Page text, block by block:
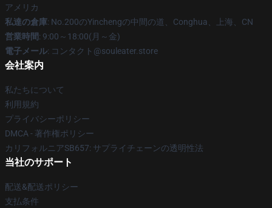
アメリカ
私達の倉庫: No.200のYinchengの中間の道、Conghua、上海、CN
営業時間: 9:00～18:00(月～金)
電子メール: コンタクト@souleater.store
会社案内
私たちについて
利用規約
プライバシーポリシー
DMCA - 著作権ポリシー
カリフォルニアSB657: サプライチェーンの透明性法
当社のサポート
配送&配送ポリシー
支払条件